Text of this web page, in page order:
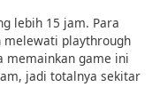
lebih 15 jam. Para
melewati playthrough
memainkan game ini
jadi totalnya sekitar